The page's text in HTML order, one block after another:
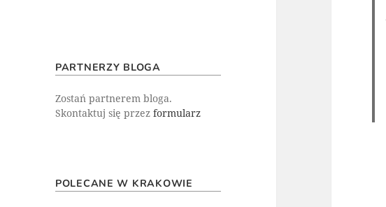
PARTNERZY BLOGA
Zostań partnerem bloga.
Skontaktuj się przezformularz
POLECANE W KRAKOWIE